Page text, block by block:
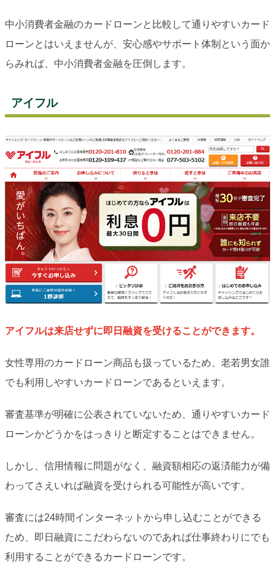
中小消費者金融のカードローンと比較して通りやすいカード
ローンとはいえませんが、安心感やサポート体制という面か
らみれば、中小消費者金融を圧倒します。
アイフル
アイフルは来店せずに即日融資を受けることができます。
女性専用のカードローン商品も扱っているため、老若男女誰
でも利用しやすいカードローンであるといえます。
審査基準が明確に公表されていないため、通りやすいカード
ローンかどうかをはっきりと断定することはできません。
しかし、信用情報に問題がなく、融資額相応の返済能力が備
わってさえいれば融資を受けられる可能性が高いです。
審査には24時間インターネットから申し込むことができる
ため、即日融資にこだわらないのであれば仕事終わりにでも
利用することができるカードローンです。